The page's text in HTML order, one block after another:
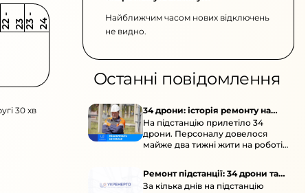
2 2
-
2 3 2 3
-
2 4
30 хв
Найближчим часом нових відключень
не видно.
Останні повідомлення
34 дрони: історія ремонту на
підстанції
На підстанцію прилетіло 34
дрони. Персоналу довелося
майже два тижні жити на роботі
Ремонт підстанції: 34 дрони та
окупація
За кілька днів на підстанцію